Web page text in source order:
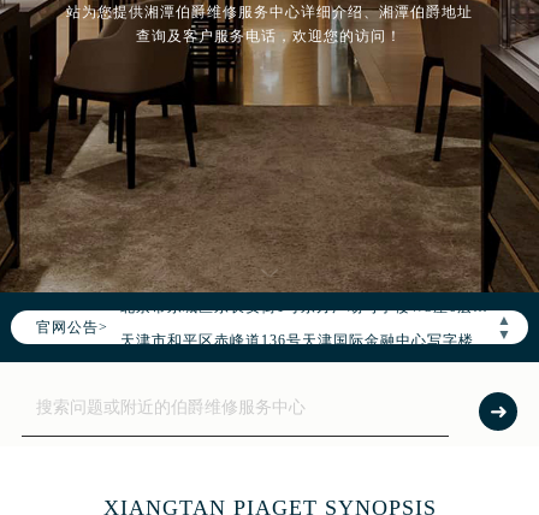
站为您提供湘潭伯爵维修服务中心详细介绍、湘潭伯爵地址
查询及客户服务电话，欢迎您的访问！
官网公告>
▲
▼
2026年8月伯爵中国区售后服务网络优化升级公告
2026年8月伯爵全国官方售后客户服务热线：400-882-0752
伯爵官方全国统一服务热线400-882-0752，服务覆盖中国大陆、香港、澳门、台湾全部区域（非大陆需加拨“+86”）
2026年8月伯爵售后服务中心最新网点地址：
北京市朝阳区建国门外大街甲6号华熙国际中心写字楼D座11层1102室（北京总部）（需提前预约）
北京市东城区东长安街1号东方广场写字楼W3座6层602室（需提前预约）
上海市徐汇区虹桥路3号港汇中心写字楼2座37层3705室（需提前预约）
南京市秦淮区中山南路1号（新街口）南京中心写字楼22层C1-1室（需提前预约）
XIANGTAN PIAGET SYNOPSIS